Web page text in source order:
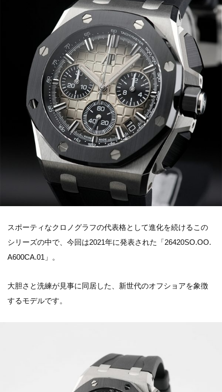
スポーティなクロノグラフの代表格として進化を続けるこの
シリーズの中で、今回は2021年に発表された「26420SO.OO.
A600CA.01」。
大胆さと洗練が見事に同居した、新世代のオフショアを象徴
するモデルです。